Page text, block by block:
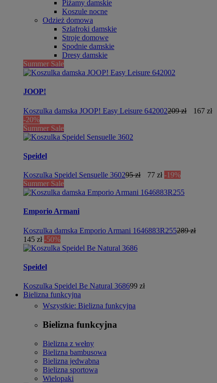
Piżamy damskie
Koszule nocne
Odzież domowa
Szlafroki damskie
Stroje domowe
Spodnie damskie
Dresy damskie
Summer Sale
JOOP!
Koszulka damska JOOP! Easy Leisure 642002209 zł
167 zł
-20%
Summer Sale
Speidel
Koszulka Speidel Sensuelle 360295 zł 77 zł -19%
Summer Sale
Emporio Armani
Koszulka damska Emporio Armani 1646883R255289 zł
145 zł -50%
Speidel
Koszulka Speidel Be Natural 368699 zł
Bielizna funkcyjna
Wszystkie: Bielizna funkcyjna
Bielizna funkcyjna
Bielizna z wełny
Bielizna bambusowa
Bielizna jedwabna
Bielizna sportowa
Wielopaki